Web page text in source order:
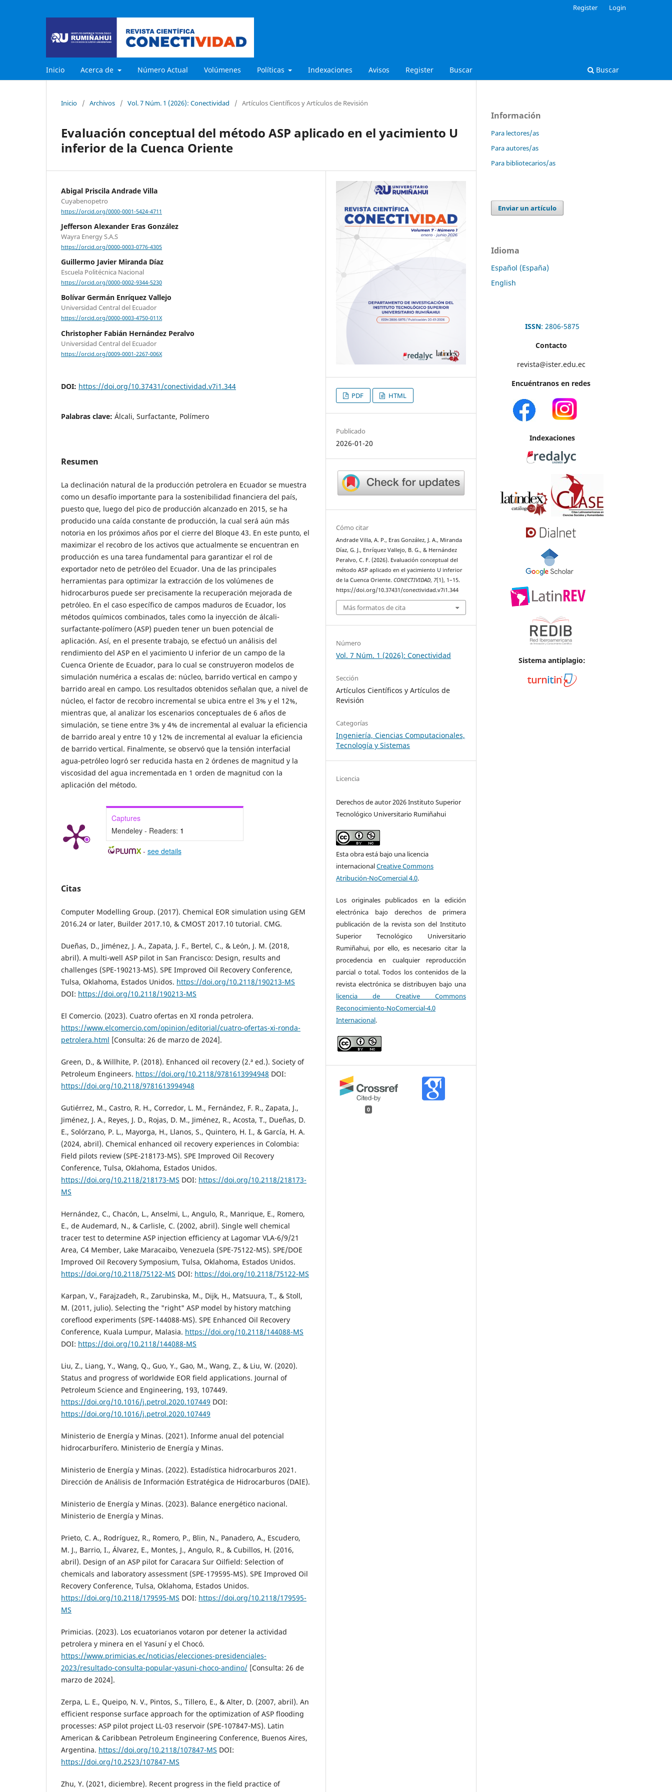
Inicio Acerca de Número Actual Volúmenes Políticas Indexaciones Avisos Register Buscar Buscar
Register Login
Inicio / Archivos / Vol. 7 Núm. 1 (2026): Conectividad / Artículos Científicos y Artículos de Revisión
Evaluación conceptual del método ASP aplicado en el yacimiento U
inferior de la Cuenca Oriente
Abigal Priscila Andrade Villa
Cuyabenopetro
https://orcid.org/0000-0001-5424-4711
Jefferson Alexander Eras González
Wayra Energy S.A.S
https://orcid.org/0000-0003-0776-4305
Guillermo Javier Miranda Díaz
Escuela Politécnica Nacional
https://orcid.org/0000-0002-9344-5230
Bolívar Germán Enríquez Vallejo
Universidad Central del Ecuador
https://orcid.org/0000-0003-4750-011X
Christopher Fabián Hernández Peralvo
Universidad Central del Ecuador
https://orcid.org/0009-0001-2267-006X
DOI: https://doi.org/10.37431/conectividad.v7i1.344
Palabras clave: Álcali, Surfactante, Polímero
Resumen
La declinación natural de la producción petrolera en Ecuador se muestra
como un desafío importante para la sostenibilidad financiera del país,
puesto que, luego del pico de producción alcanzado en 2015, se ha
producido una caída constante de producción, la cual será aún más
notoria en los próximos años por el cierre del Bloque 43. En este punto, el
maximizar el recobro de los activos que actualmente se encuentran en
producción es una tarea fundamental para garantizar el rol de
exportador neto de petróleo del Ecuador. Una de las principales
herramientas para optimizar la extracción de los volúmenes de
hidrocarburos puede ser precisamente la recuperación mejorada de
petróleo. En el caso específico de campos maduros de Ecuador, los
métodos químicos combinados, tales como la inyección de álcali-
surfactante-polímero (ASP) pueden tener un buen potencial de
aplicación. Así, en el presente trabajo, se efectuó un análisis del
rendimiento del ASP en el yacimiento U inferior de un campo de la
Cuenca Oriente de Ecuador, para lo cual se construyeron modelos de
simulación numérica a escalas de: núcleo, barrido vertical en campo y
barrido areal en campo. Los resultados obtenidos señalan que, a nivel de
núcleo, el factor de recobro incremental se ubica entre el 3% y el 12%,
mientras que, al analizar los escenarios conceptuales de 6 años de
simulación, se tiene entre 3% y 4% de incremental al evaluar la eficiencia
de barrido areal y entre 10 y 12% de incremental al evaluar la eficiencia
de barrido vertical. Finalmente, se observó que la tensión interfacial
agua-petróleo logró ser reducida hasta en 2 órdenes de magnitud y la
viscosidad del agua incrementada en 1 orden de magnitud con la
aplicación del método.
Captures
Mendeley - Readers: 1
- see details
Citas
Computer Modelling Group. (2017). Chemical EOR simulation using GEM
2016.24 or later, Builder 2017.10, & CMOST 2017.10 tutorial. CMG.
Dueñas, D., Jiménez, J. A., Zapata, J. F., Bertel, C., & León, J. M. (2018,
abril). A multi-well ASP pilot in San Francisco: Design, results and
challenges (SPE-190213-MS). SPE Improved Oil Recovery Conference,
Tulsa, Oklahoma, Estados Unidos. https://doi.org/10.2118/190213-MS
DOI: https://doi.org/10.2118/190213-MS
El Comercio. (2023). Cuatro ofertas en XI ronda petrolera.
https://www.elcomercio.com/opinion/editorial/cuatro-ofertas-xi-ronda-
petrolera.html [Consulta: 26 de marzo de 2024].
Green, D., & Willhite, P. (2018). Enhanced oil recovery (2.ª ed.). Society of
Petroleum Engineers. https://doi.org/10.2118/9781613994948 DOI:
https://doi.org/10.2118/9781613994948
Gutiérrez, M., Castro, R. H., Corredor, L. M., Fernández, F. R., Zapata, J.,
Jiménez, J. A., Reyes, J. D., Rojas, D. M., Jiménez, R., Acosta, T., Dueñas, D.
E., Solórzano, P. L., Mayorga, H., Llanos, S., Quintero, H. I., & García, H. A.
(2024, abril). Chemical enhanced oil recovery experiences in Colombia:
Field pilots review (SPE-218173-MS). SPE Improved Oil Recovery
Conference, Tulsa, Oklahoma, Estados Unidos.
https://doi.org/10.2118/218173-MS DOI: https://doi.org/10.2118/218173-
MS
Hernández, C., Chacón, L., Anselmi, L., Angulo, R., Manrique, E., Romero,
E., de Audemard, N., & Carlisle, C. (2002, abril). Single well chemical
tracer test to determine ASP injection efficiency at Lagomar VLA-6/9/21
Area, C4 Member, Lake Maracaibo, Venezuela (SPE-75122-MS). SPE/DOE
Improved Oil Recovery Symposium, Tulsa, Oklahoma, Estados Unidos.
https://doi.org/10.2118/75122-MS DOI: https://doi.org/10.2118/75122-MS
Karpan, V., Farajzadeh, R., Zarubinska, M., Dijk, H., Matsuura, T., & Stoll,
M. (2011, julio). Selecting the "right" ASP model by history matching
coreflood experiments (SPE-144088-MS). SPE Enhanced Oil Recovery
Conference, Kuala Lumpur, Malasia. https://doi.org/10.2118/144088-MS
DOI: https://doi.org/10.2118/144088-MS
Liu, Z., Liang, Y., Wang, Q., Guo, Y., Gao, M., Wang, Z., & Liu, W. (2020).
Status and progress of worldwide EOR field applications. Journal of
Petroleum Science and Engineering, 193, 107449.
https://doi.org/10.1016/j.petrol.2020.107449 DOI:
https://doi.org/10.1016/j.petrol.2020.107449
Ministerio de Energía y Minas. (2021). Informe anual del potencial
hidrocarburífero. Ministerio de Energía y Minas.
Ministerio de Energía y Minas. (2022). Estadística hidrocarburos 2021.
Dirección de Análisis de Información Estratégica de Hidrocarburos (DAIE).
Ministerio de Energía y Minas. (2023). Balance energético nacional.
Ministerio de Energía y Minas.
Prieto, C. A., Rodríguez, R., Romero, P., Blin, N., Panadero, A., Escudero,
M. J., Barrio, I., Álvarez, E., Montes, J., Angulo, R., & Cubillos, H. (2016,
abril). Design of an ASP pilot for Caracara Sur Oilfield: Selection of
chemicals and laboratory assessment (SPE-179595-MS). SPE Improved Oil
Recovery Conference, Tulsa, Oklahoma, Estados Unidos.
https://doi.org/10.2118/179595-MS DOI: https://doi.org/10.2118/179595-
MS
Primicias. (2023). Los ecuatorianos votaron por detener la actividad
petrolera y minera en el Yasuní y el Chocó.
https://www.primicias.ec/noticias/elecciones-presidenciales-
2023/resultado-consulta-popular-yasuni-choco-andino/ [Consulta: 26 de
marzo de 2024].
Zerpa, L. E., Queipo, N. V., Pintos, S., Tillero, E., & Alter, D. (2007, abril). An
efficient response surface approach for the optimization of ASP flooding
processes: ASP pilot project LL-03 reservoir (SPE-107847-MS). Latin
American & Caribbean Petroleum Engineering Conference, Buenos Aires,
Argentina. https://doi.org/10.2118/107847-MS DOI:
https://doi.org/10.2523/107847-MS
Zhu, Y. (2021, diciembre). Recent progress in the field practice of
PDF HTML
Publicado
2026-01-20
Cómo citar
Andrade Villa, A. P., Eras González, J. A., Miranda
Díaz, G. J., Enríquez Vallejo, B. G., & Hernández
Peralvo, C. F. (2026). Evaluación conceptual del
método ASP aplicado en el yacimiento U inferior
de la Cuenca Oriente.CONECTIVIDAD, 7(1), 1–15.
https://doi.org/10.37431/conectividad.v7i1.344
Más formatos de cita
Número
Vol. 7 Núm. 1 (2026): Conectividad
Sección
Artículos Científicos y Artículos de
Revisión
Categorías
Ingeniería, Ciencias Computacionales,
Tecnología y Sistemas
Licencia
Derechos de autor 2026 Instituto Superior
Tecnológico Universitario Rumiñahui
Esta obra está bajo una licencia
internacionalCreative Commons
Atribución-NoComercial 4.0.
Los originales publicados en la edición
electrónica bajo derechos de primera
publicación de la revista son del Instituto
Superior Tecnológico Universitario
Rumiñahui, por ello, es necesario citar la
procedencia en cualquier reproducción
parcial o total. Todos los contenidos de la
revista electrónica se distribuyen bajo una
licencia de Creative Commons
Reconocimiento-NoComercial-4.0
Internacional.
0
Información
Para lectores/as
Para autores/as
Para bibliotecarios/as
Enviar un artículo
Idioma
Español (España)
English
ISSN: 2806-5875
Contacto
revista@ister.edu.ec
Encuéntranos en redes
Indexaciones
Sistema antiplagio: